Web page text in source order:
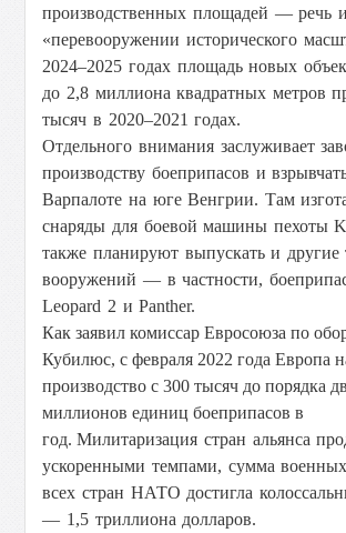
производственных площадей — речь
«перевооружении исторического
2024–2025 годах площадь новых
до 2,8 миллиона квадратных метров
тысяч в 2020–2021 годах.
Отдельного внимания заслуживает
производству боеприпасов и
Варпалоте на юге Венгрии. Там
снаряды для боевой машины пехоты
также планируют выпускать и
вооружений — в частности,
Leopard 2 и Panther.
Как заявил комиссар Евросоюза по
Кубилюс, с февраля 2022 года Европа
производство с 300 тысяч до порядка
миллионов единиц боеприпасов в
год.Милитаризация стран альянса
ускоренными темпами, сумма
всех стран НАТО достигла
— 1,5 триллиона долларов.